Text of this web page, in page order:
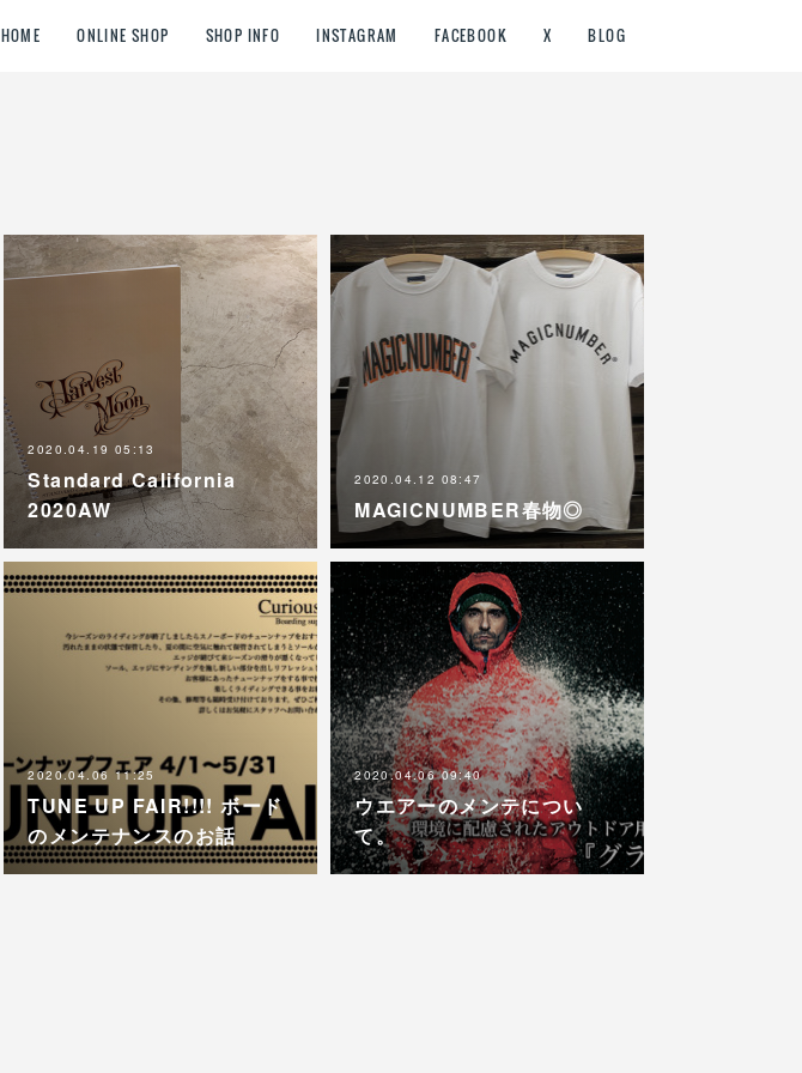
HOME ONLINE SHOP SHOP INFO INSTAGRAM FACEBOOK X BLOG
2020.04.19 05:13
Standard California
2020AW
2020.04.12 08:47
MAGICNUMBER春物◎
2020.04.06 11:25
TUNE UP FAIR!!!! ボード
のメンテナンスのお話
2020.04.06 09:40
ウエアーのメンテについ
て。